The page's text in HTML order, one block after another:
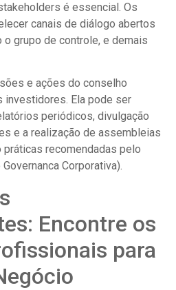
é essencial. Os
canais de diálogo abertos
grupo de controle, e demais
e ações do conselho
investidores. Ela pode ser
periódicos, divulgação
e a realização de assembleias
recomendadas pelo
Corporativa).
Encontre os
para